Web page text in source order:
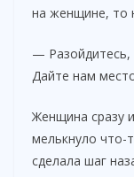
на женщине, то
—
Дайте нам
Женщина сразу
мелькнуло что-
сделала шаг